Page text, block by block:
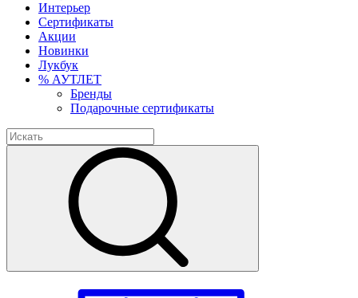
Интерьер
Сертификаты
Акции
Новинки
Лукбук
% АУТЛЕТ
Бренды
Подарочные сертификаты